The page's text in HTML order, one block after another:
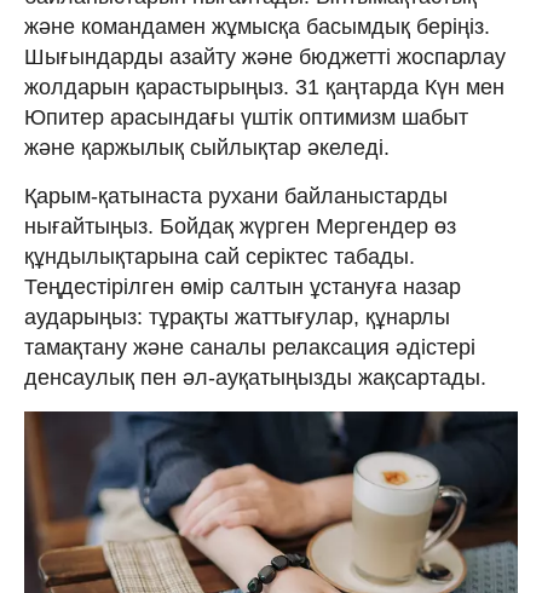
және командамен жұмысқа басымдық беріңіз.
Шығындарды азайту және бюджетті жоспарлау
жолдарын қарастырыңыз. 31 қаңтарда Күн мен
Юпитер арасындағы үштік оптимизм шабыт
және қаржылық сыйлықтар әкеледі.
Қарым-қатынаста рухани байланыстарды
нығайтыңыз. Бойдақ жүрген Мергендер өз
құндылықтарына сай серіктес табады.
Теңдестірілген өмір салтын ұстануға назар
аударыңыз: тұрақты жаттығулар, құнарлы
тамақтану және саналы релаксация әдістері
денсаулық пен әл-ауқатыңызды жақсартады.